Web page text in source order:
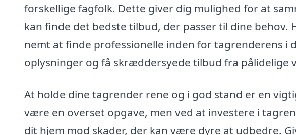
forskellige fagfolk. Dette giver dig mulighed for at
kan finde det bedste tilbud, der passer til dine behov.
nemt at finde professionelle inden for tagrenderens i
oplysninger og få skræddersyede tilbud fra pålidelige
At holde dine tagrender rene og i god stand er en
være en overset opgave, men ved at investere i
dit hjem mod skader, der kan være dyre at udbedre.